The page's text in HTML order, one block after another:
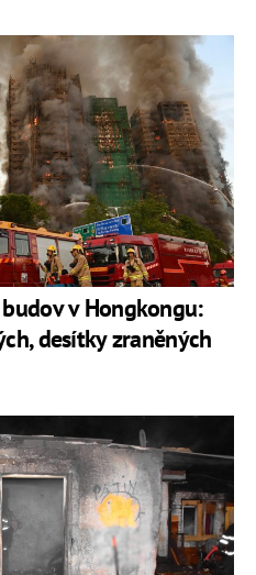
v Hongkongu:
desítky zraněných